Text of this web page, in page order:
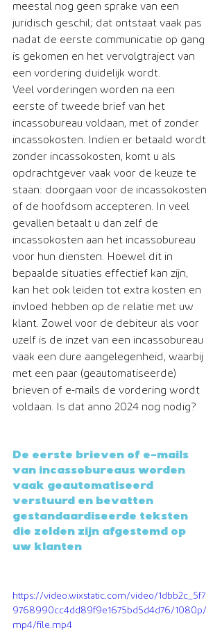
meestal nog geen sprake van een
juridisch geschil; dat ontstaat vaak pas
nadat de eerste communicatie op gang
is gekomen en het vervolgtraject van
een vordering duidelijk wordt.
Veel vorderingen worden na een
eerste of tweede brief van het
incassobureau voldaan, met of zonder
incassokosten. Indien er betaald wordt
zonder incassokosten, komt u als
opdrachtgever vaak voor de keuze te
staan: doorgaan voor de incassokosten
of de hoofdsom accepteren. In veel
gevallen betaalt u dan zelf de
incassokosten aan het incassobureau
voor hun diensten. Hoewel dit in
bepaalde situaties effectief kan zijn,
kan het ook leiden tot extra kosten en
invloed hebben op de relatie met uw
klant. Zowel voor de debiteur als voor
uzelf is de inzet van een incassobureau
vaak een dure aangelegenheid, waarbij
met een paar (geautomatiseerde)
brieven of e-mails de vordering wordt
voldaan. Is dat anno 2024 nog nodig?
De eerste brieven of e-mails
van incassobureaus worden
vaak geautomatiseerd
verstuurd en bevatten
gestandaardiseerde teksten
die zelden zijn afgestemd op
uw klanten
https://video.wixstatic.com/video/1dbb2c_5f7
9768990cc4dd89f9e1675bd5d4d76/1080p/
mp4/file.mp4